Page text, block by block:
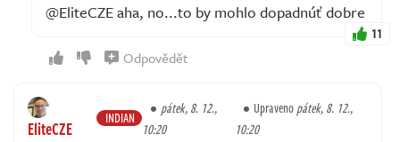
@EliteCZE aha, no...to by mohlo dopadnúť dobre
11
Odpovědět
EliteCZE INDIAN
pátek, 8. 12.,
10:20
Upravenopátek, 8. 12.,
10:20